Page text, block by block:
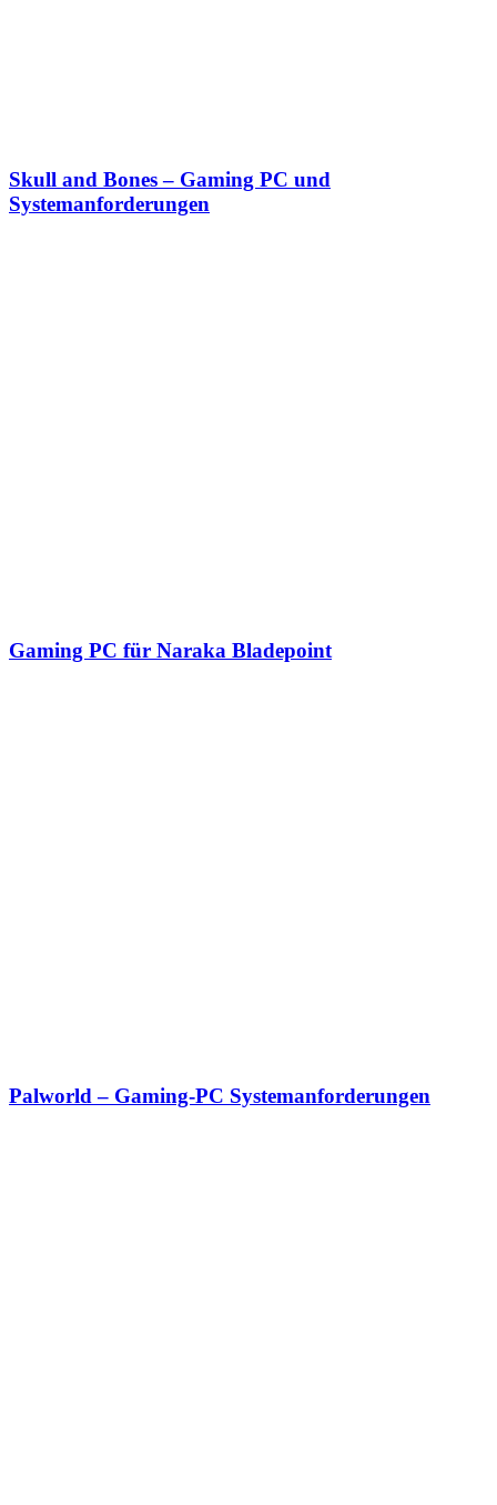
Skull and Bones – Gaming PC und
Systemanforderungen
Gaming PC für Naraka Bladepoint
Palworld – Gaming-PC Systemanforderungen